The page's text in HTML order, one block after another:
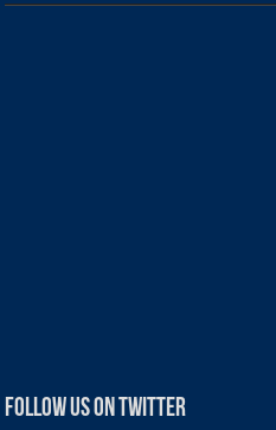
Follow us on Twitter